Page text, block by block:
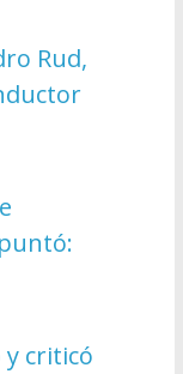
Rud,
y criticó